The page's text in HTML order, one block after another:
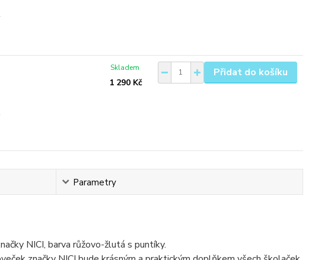
1 290 Kč
Skladem Přidat do košíku
Parametry
NICI, barva růžovo-žlutá s puntíky.